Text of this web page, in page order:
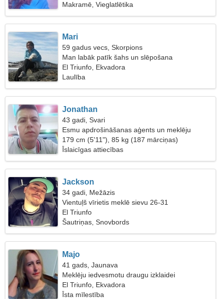
Makramē, Vieglatlētika
Mari
59 gadus vecs, Skorpions
Man labāk patīk šahs un slēpošana
El Triunfo, Ekvadora
Laulība
Jonathan
43 gadi, Svari
Esmu apdrošināšanas aģents un meklēju
brīnišķīgu sievieti
179 cm (5'11"), 85 kg (187 mārciņas)
Īslaicīgas attiecības
Jackson
34 gadi, Mežāzis
Vientuļš vīrietis meklē sievu 26-31
El Triunfo
Šautriņas, Snovbords
Majo
41 gads, Jaunava
Meklēju iedvesmotu draugu izklaidei
El Triunfo, Ekvadora
Īsta mīlestība